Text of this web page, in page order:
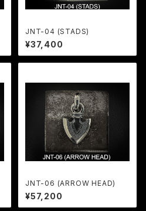
JNT-04 (STADS)
¥37,400
JNT-06 (ARROW HEAD)
¥57,200